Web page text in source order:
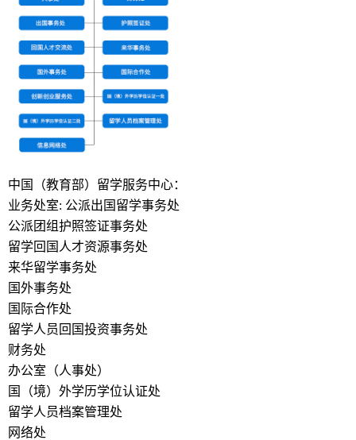
中国（教育部）留学服务中心：
业务处室: 公派出国留学事务处
公派团组护照签证事务处
留学回国人才资源事务处
来华留学事务处
国外事务处
国际合作处
留学人员回国投资事务处
财务处
办公室（人事处）
国（境）外学历学位认证处
留学人员档案管理处
网络处